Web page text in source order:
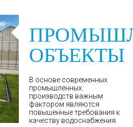
ОБЪЕКТЫ
В основе современных
промышленных
производств важным
фактором являются
повышенные требования к
качеству водоснабжения.